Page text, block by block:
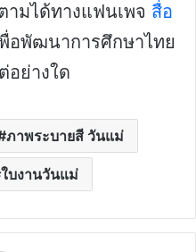
ามได้ทางแฟนเพจ สื่อ
อพัฒนาการศึกษาไทย
อย่างใด
ภาพระบายสี วันแม่
ใบงานวันแม่